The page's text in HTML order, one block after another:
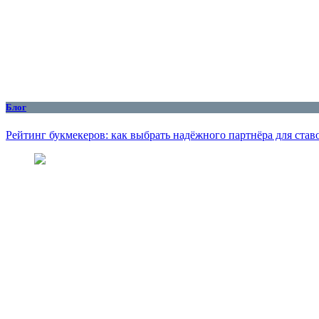
Блог
Рейтинг букмекеров: как выбрать надёжного партнёра для